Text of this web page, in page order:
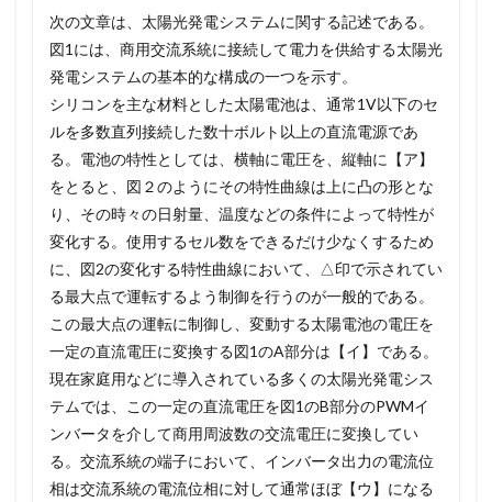
次の文章は、太陽光発電システムに関する記述である。
図1には、商用交流系統に接続して電力を供給する太陽光
発電システムの基本的な構成の一つを示す。
シリコンを主な材料とした太陽電池は、通常1V以下のセ
ルを多数直列接続した数十ボルト以上の直流電源であ
る。電池の特性としては、横軸に電圧を、縦軸に【ア】
をとると、図２のようにその特性曲線は上に凸の形とな
り、その時々の日射量、温度などの条件によって特性が
変化する。使用するセル数をできるだけ少なくするため
に、図2の変化する特性曲線において、△印で示されてい
る最大点で運転するよう制御を行うのが一般的である。
この最大点の運転に制御し、変動する太陽電池の電圧を
一定の直流電圧に変換する図1のA部分は【イ】である。
現在家庭用などに導入されている多くの太陽光発電シス
テムでは、この一定の直流電圧を図1のB部分のPWMイ
ンバータを介して商用周波数の交流電圧に変換してい
る。交流系統の端子において、インバータ出力の電流位
相は交流系統の電流位相に対して通常ほぼ【ウ】になる